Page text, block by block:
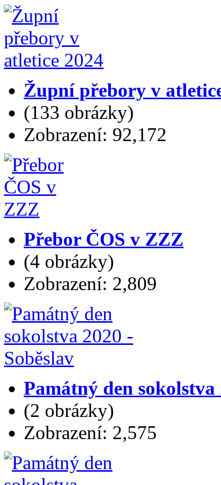
Župní přebory v
(133 obrázky)
Zobrazení: 92,172
Přebor ČOS v ZZZ
(4 obrázky)
Zobrazení: 2,809
Památný den sokolstva
(2 obrázky)
Zobrazení: 2,575